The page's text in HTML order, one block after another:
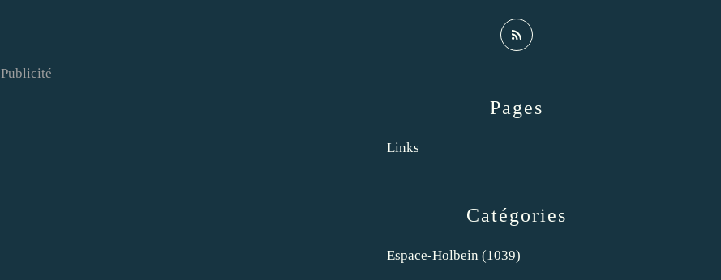
Publicité
Catégories
Espace-Holbein (1039)
Pages
Links